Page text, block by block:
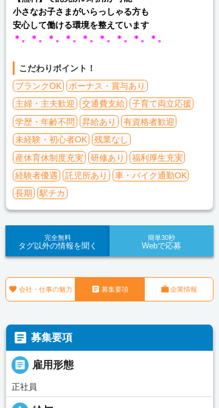
小さなお子さまがいらっしゃる方も
安心して働ける環境を整えています
＊。＊。＊。＊。＊。＊。＊。＊。＊。
こだわりポイント！
ブランクOK
ボーナス・賞与あり
主婦・主夫歓迎
交通費支給
子育て両立応援
学歴・年齢不問
昇給あり
有資格者歓迎
未経験・初心者OK
残業なし
産休育休制度充実
研修あり
福利厚生充実
経験者優遇
託児所あり
車・バイク通勤OK
長期
駅チカ
完全無料
タグ以外の情報を聞く
簡単30秒
Webで応募
 会社・仕事の魅力  募集要項 企業情報
 募集要項
 雇用形態
正社員